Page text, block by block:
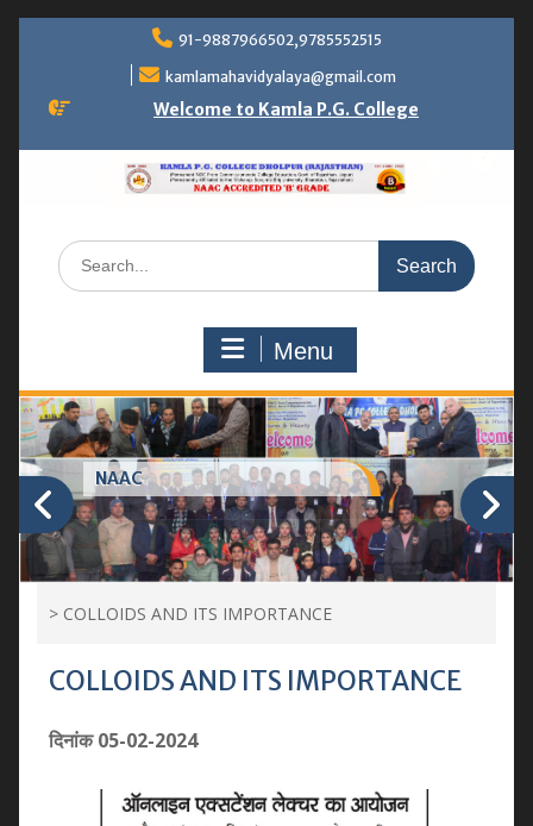
91-9887966502,9785552515
kamlamahavidyalaya@gmail.com
Welcome to Kamla P.G. College
Search
for:
Menu
NAAC Peer Team Visit
> COLLOIDS AND ITS IMPORTANCE
COLLOIDS AND ITS IMPORTANCE
दिनांक 05-02-2024